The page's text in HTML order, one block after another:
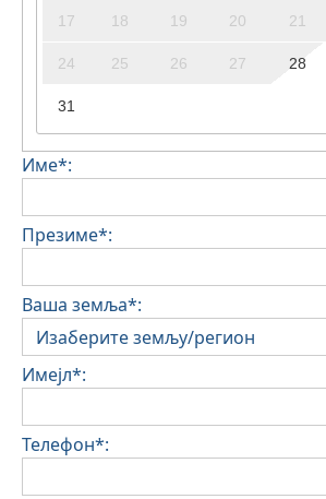
17 18 19 20 21
24 25 26 27 28
31
Име*:
Презиме*:
Ваша земља*:
Имејл*:
Телефон*: